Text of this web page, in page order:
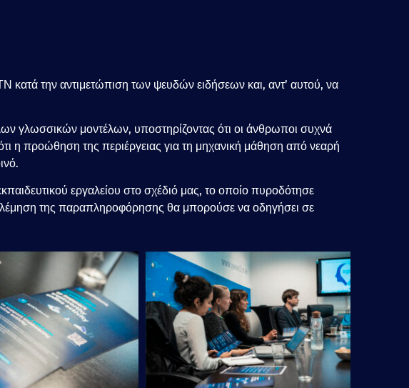
την αντιμετώπιση των ψευδών ειδήσεων και, αντ’ αυτού, να
γλωσσικών μοντέλων, υποστηρίζοντας ότι οι άνθρωποι συχνά
η προώθηση της περιέργειας για τη μηχανική μάθηση από νεαρή
εργαλείου στο σχέδιό μας, το οποίο πυροδότησε
της παραπληροφόρησης θα μπορούσε να οδηγήσει σε